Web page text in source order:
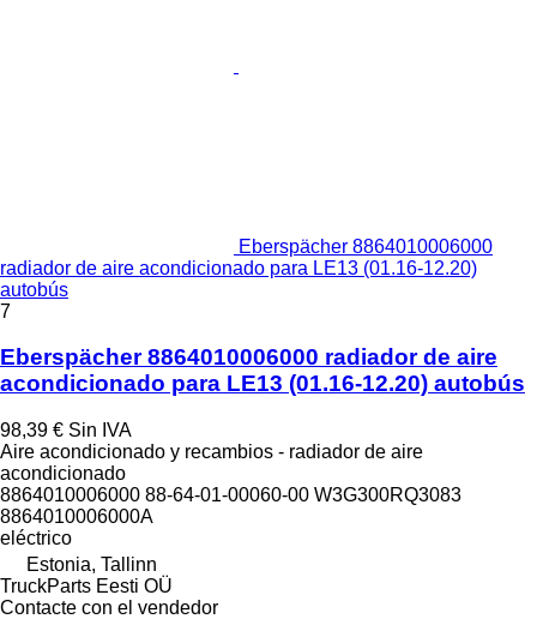
Eberspächer 8864010006000
radiador de aire acondicionado para LE13 (01.16-12.20)
autobús
7
Eberspächer 8864010006000 radiador de aire
acondicionado para LE13 (01.16-12.20) autobús
98,39 € Sin IVA
Aire acondicionado y recambios - radiador de aire
acondicionado
8864010006000 88-64-01-00060-00 W3G300RQ3083
8864010006000A
eléctrico
Estonia, Tallinn
TruckParts Eesti OÜ
Contacte con el vendedor